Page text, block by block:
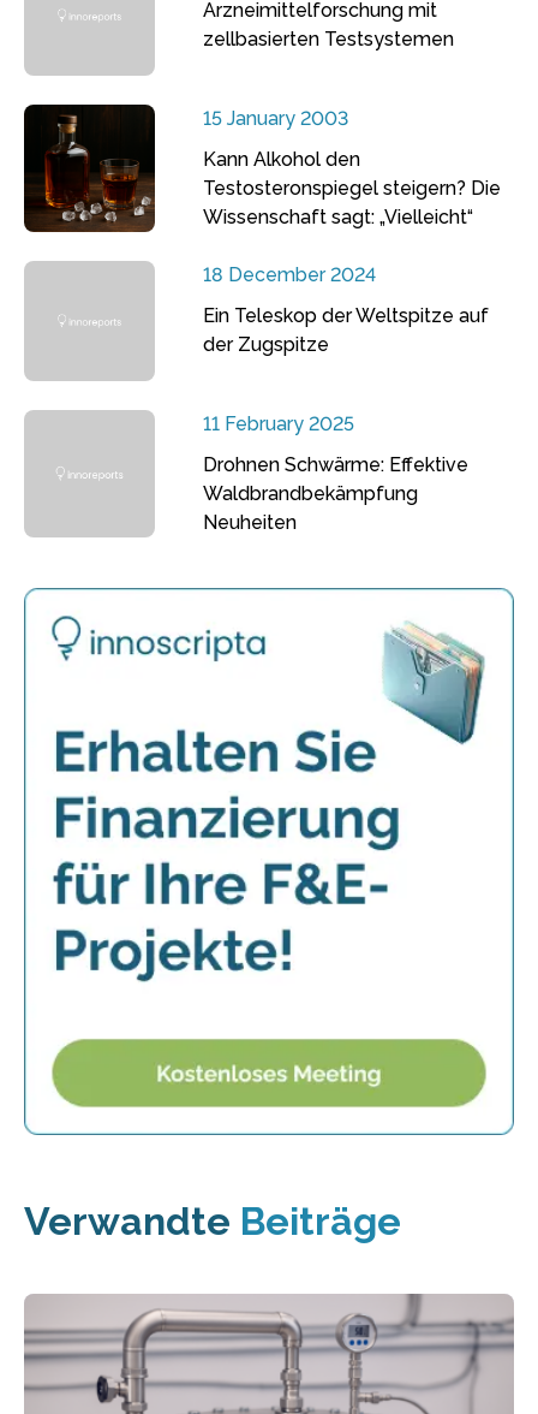
Arzneimittelforschung mit
zellbasierten Testsystemen
15 January 2003
Kann Alkohol den
Testosteronspiegel steigern? Die
Wissenschaft sagt: „Vielleicht“
18 December 2024
Ein Teleskop der Weltspitze auf
der Zugspitze
11 February 2025
Drohnen Schwärme: Effektive
Waldbrandbekämpfung
Neuheiten
Verwandte Beiträge